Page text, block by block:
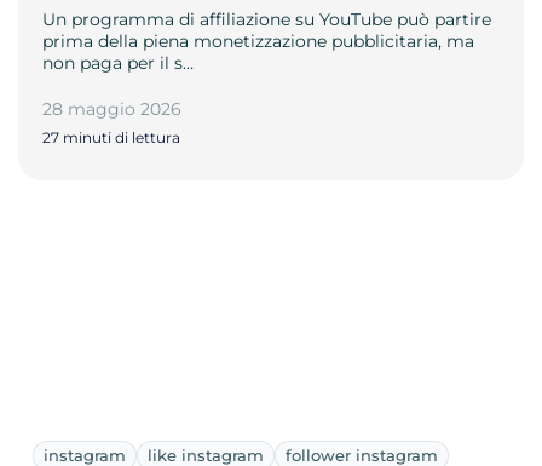
Un programma di affiliazione su YouTube può partire
prima della piena monetizzazione pubblicitaria, ma
non paga per il s…
28 maggio 2026
27 minuti di lettura
instagram like instagram
follower instagram